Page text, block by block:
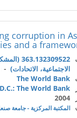
corruption in
and a
الاجتماعية، الاتحادات) -
The World Bank
The World Bank
2004
المكتبة المركزية - جامعة